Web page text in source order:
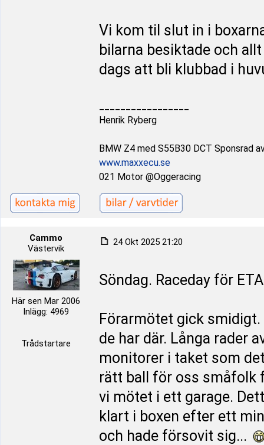
Vi kom til slut in i
bilarna besiktade och
dags att bli klubbad i
Henrik Ryberg
BMW Z4 med S55B30 DCT Sponsrad
www.maxxecu.se
021 Motor @Oggeracing
Cammo
Västervik
Här sen Mar 2006
Inlägg: 4969
Trådstartare
24 Okt 2025 21:20
Söndag. Raceday för
Förarmötet gick
de har där. Långa rader
monitorer i taket som
rätt ball för oss småfolk
vi mötet i ett garage.
klart i boxen efter ett
och hade försovit sig...